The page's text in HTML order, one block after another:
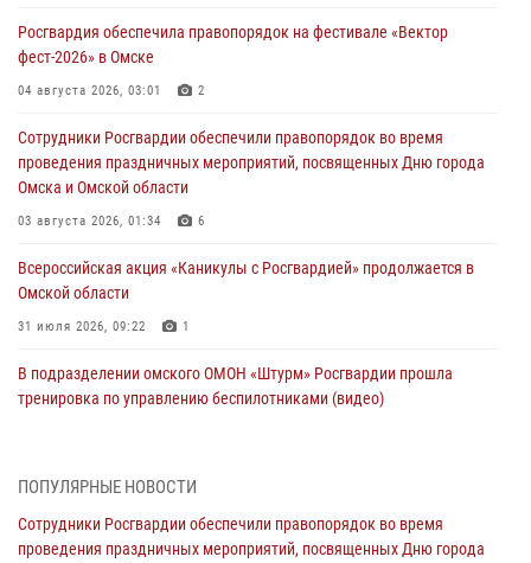
Росгвардия обеспечила правопорядок на фестивале «Вектор
фест-2026» в Омске
04 августа 2026, 03:01 2
Сотрудники Росгвардии обеспечили правопорядок во время
проведения праздничных мероприятий, посвященных Дню города
Омска и Омской области
03 августа 2026, 01:34 6
Всероссийская акция «Каникулы с Росгвардией» продолжается в
Омской области
31 июля 2026, 09:22 1
В подразделении омского ОМОН «Штурм» Росгвардии прошла
тренировка по управлению беспилотниками (видео)
Росгвардия обеспечила безопасность уникального передвижного
29 июля 2026, 01:49
ПОПУЛЯРНЫЕ НОВОСТИ
Сотрудники Росгвардии обеспечили правопорядок во время
проведения праздничных мероприятий, посвященных Дню города